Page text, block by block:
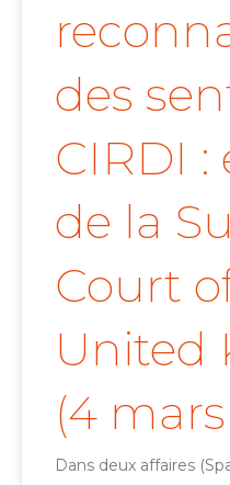
des
CIRDI :
de la
Court
United
(4
Dans deux affaires